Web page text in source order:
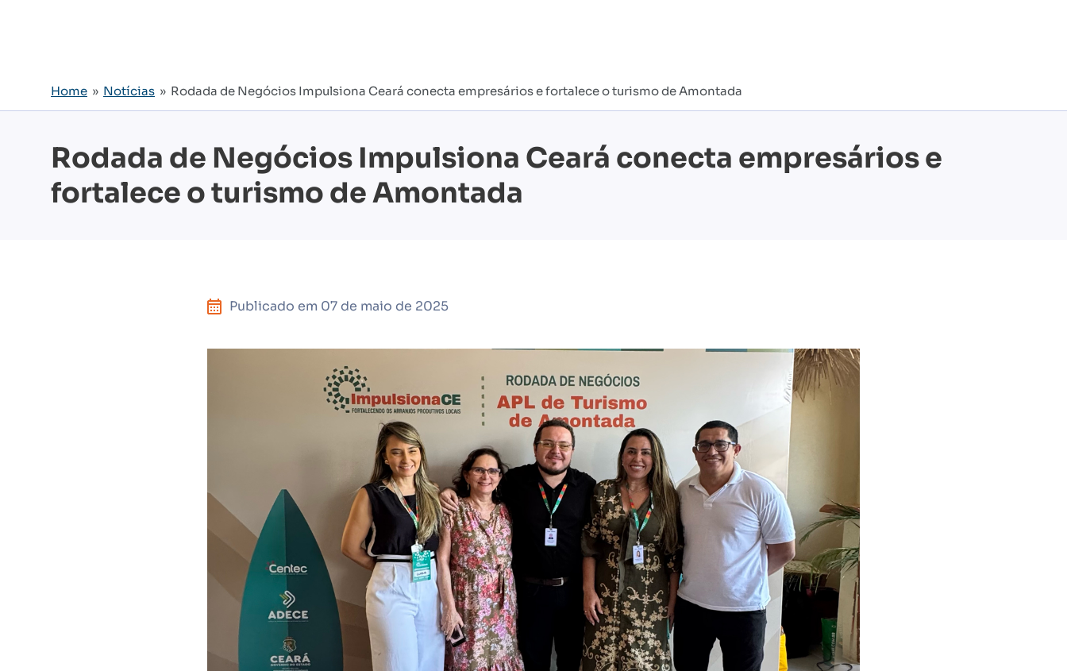
Home » Notícias » Rodada de Negócios Impulsiona Ceará conecta empresários e fortalece o turismo de Amontada
Rodada de Negócios Impulsiona Ceará conecta empresários e
fortalece o turismo de Amontada
Publicado em 07 de maio de 2025